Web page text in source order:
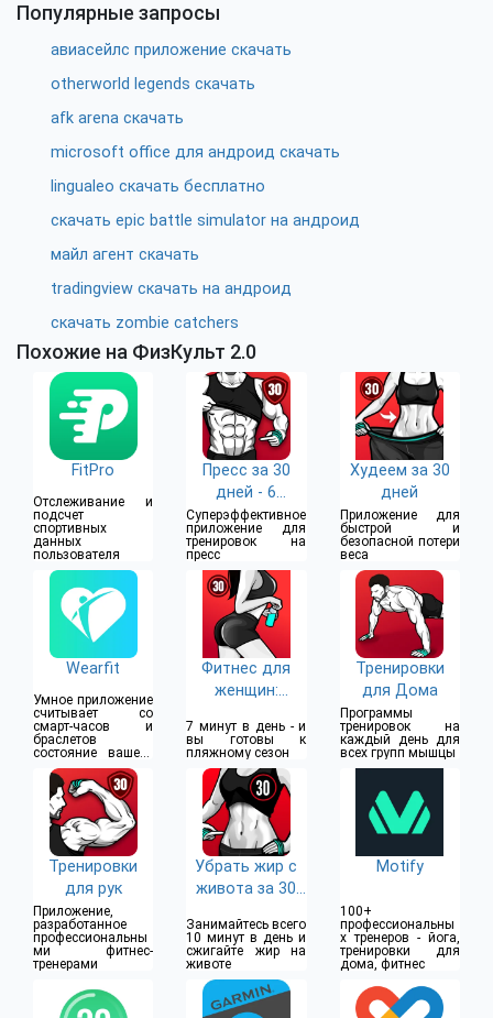
Популярные запросы
авиасейлс приложение скачать
otherworld legends скачать
afk arena скачать
microsoft office для андроид скачать
lingualeo скачать бесплатно
скачать epic battle simulator на андроид
майл агент скачать
tradingview скачать на андроид
скачать zombie catchers
Похожие на ФизКульт 2.0
FitPro
Отслеживание и
подсчет
спортивных
данных
пользователя
Пресс за 30
дней - 6
Кубиков
Суперэффективное
приложение для
тренировок на
пресс
Худеем за 30
дней
Приложение для
быстрой и
безопасной потери
веса
Wearfit
Умное приложение
считывает со
смарт-часов и
браслетов
состояние вашего
организма
Фитнес для
женщин:
7 минут в день - и
вы готовы к
пляжному сезон
Тренировки
для Дома
Программы
тренировок на
каждый день для
всех групп мышцы
Тренировки
для рук
Приложение,
разработанное
профессиональны
ми фитнес-
тренерами
Убрать жир с
живота за 30
Занимайтесь всего
10 минут в день и
сжигайте жир на
животе
Motify
100+
профессиональны
х тренеров - йога,
тренировки для
дома, фитнес